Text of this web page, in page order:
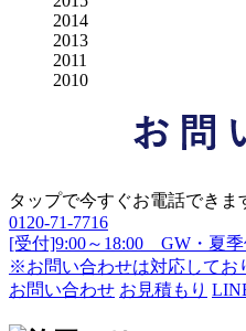
2014
2013
2011
2010
タップで今すぐお電話できま
0120-71-7716
[受付]9:00～18:00 GW・夏
※お問い合わせは対応してお
お問い合わせ お見積もり